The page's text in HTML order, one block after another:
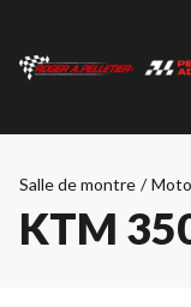
Salle de montre /
KTM